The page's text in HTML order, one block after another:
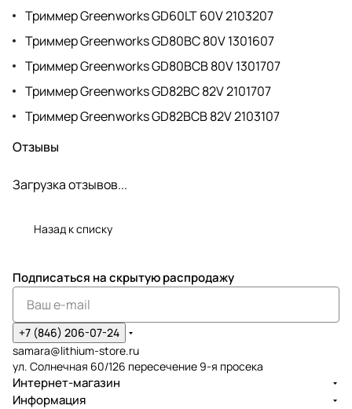
Триммер Greenworks GD60LT 60V 2103207
Триммер Greenworks GD80BC 80V 1301607
Триммер Greenworks GD80BCB 80V 1301707
Триммер Greenworks GD82BC 82V 2101707
Триммер Greenworks GD82BCB 82V 2103107
Отзывы
Загрузка отзывов...
Назад к списку
Подписаться на скрытую распродажу
+7 (846) 206-07-24
samara@lithium-store.ru
ул. Солнечная 60/126 пересечение 9-я просека
Интернет-магазин
Информация